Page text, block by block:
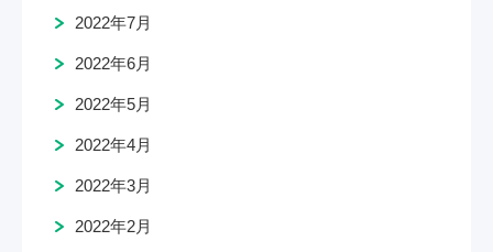
2022年7月
2022年6月
2022年5月
2022年4月
2022年3月
2022年2月